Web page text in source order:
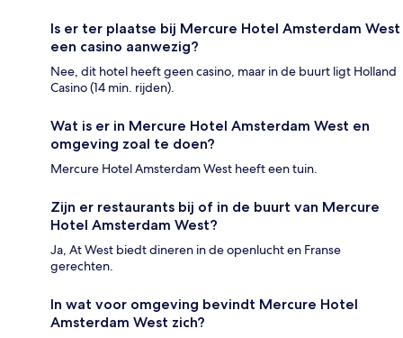
Is er ter plaatse bij Mercure Hotel Amsterdam West
een casino aanwezig?
Nee, dit hotel heeft geen casino, maar in de buurt ligt Holland
Casino (14 min. rijden).
Wat is er in Mercure Hotel Amsterdam West en
omgeving zoal te doen?
Mercure Hotel Amsterdam West heeft een tuin.
Zijn er restaurants bij of in de buurt van Mercure
Hotel Amsterdam West?
Ja, At West biedt dineren in de openlucht en Franse
gerechten.
In wat voor omgeving bevindt Mercure Hotel
Amsterdam West zich?